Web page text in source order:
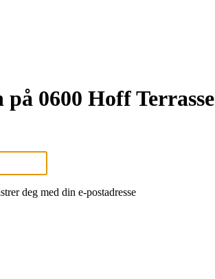
0600 Hoff Terrasse
deg med din e-postadresse